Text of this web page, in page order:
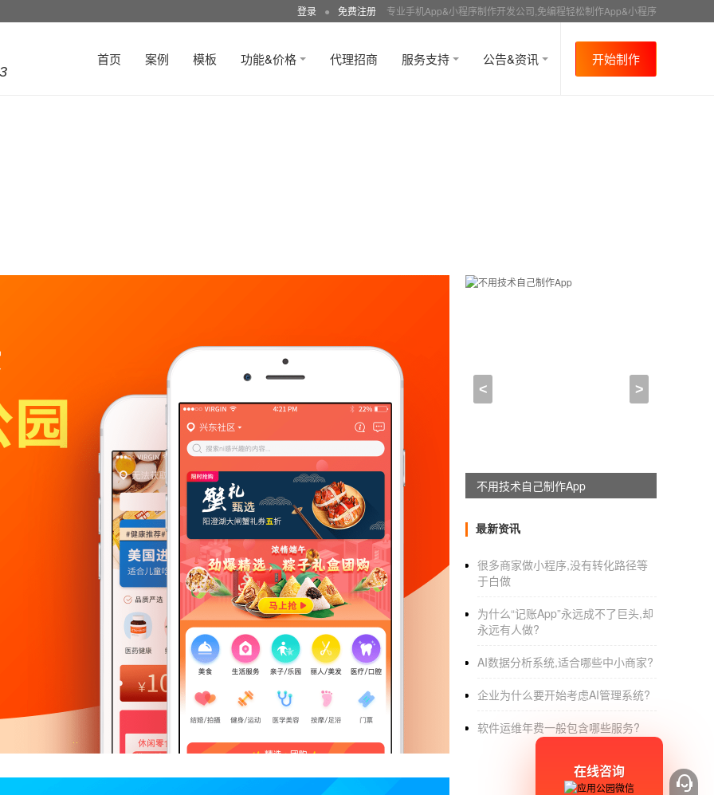
登录 ● 免费注册 专业手机App&小程序制作开发公司,免编程轻松制作App&小程序
首页 案例 模板 功能&价格 代理招商 服务支持 公告&资讯 开始制作
2021-02-25 15:15:00
随着科技的发展和消费模式的转型，传统的
同时还有更符合用户个性消费的金融APP，
推出的智能金融引擎，离不开大数据的应用
消费场景上，通过云端计算，对用户进行精
< >
不用技术自己制作App
最新资讯
很多商家做小程序,没有转化路径等
于白做
为什么“记账App”永远成不了巨头,却
永远有人做?
AI数据分析系统,适合哪些中小商家?
企业为什么要开始考虑AI管理系统?
软件运维年费一般包含哪些服务?
在线咨询